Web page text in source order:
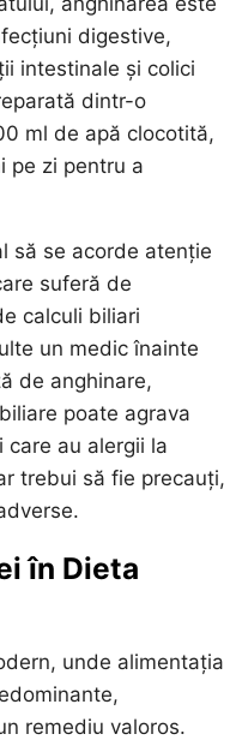
digestive,
intestinale și colici
dintr-o
ml de apă clocotită,
pe zi pentru a
să se acorde atenție
suferă de
calculi biliari
un medic înainte
de anghinare,
poate agrava
care au alergii la
trebui să fie precauți,
în Dieta
unde alimentația
remediu valoros.